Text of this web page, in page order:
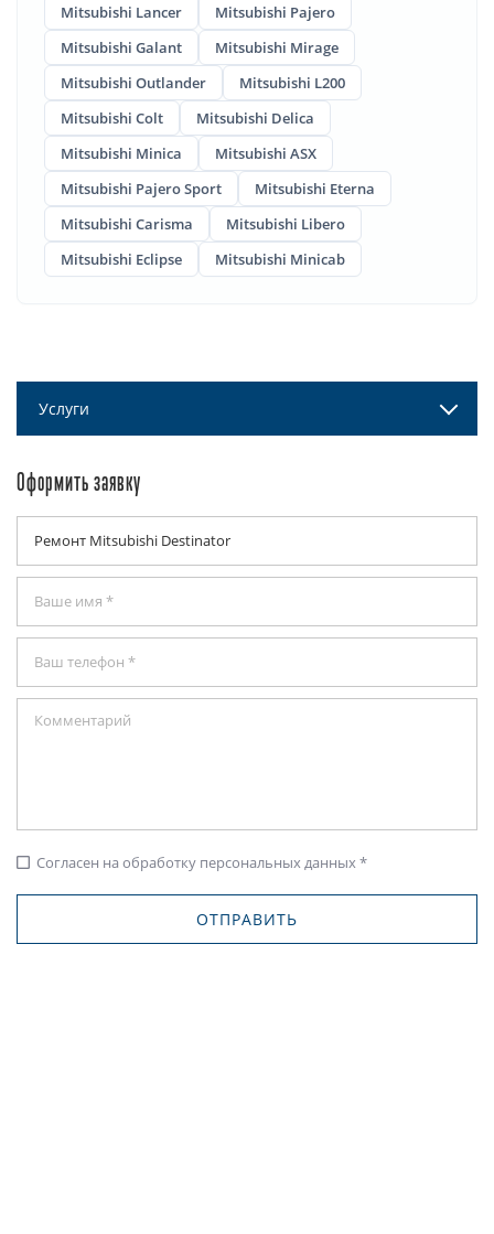
Mitsubishi Lancer
Mitsubishi Pajero
Mitsubishi Galant
Mitsubishi Mirage
Mitsubishi Outlander
Mitsubishi L200
Mitsubishi Colt
Mitsubishi Delica
Mitsubishi Minica
Mitsubishi ASX
Mitsubishi Pajero Sport
Mitsubishi Eterna
Mitsubishi Carisma
Mitsubishi Libero
Mitsubishi Eclipse
Mitsubishi Minicab
Услуги
Оформить заявку
check_box_outline_blank Согласен на обработку персональных данных *